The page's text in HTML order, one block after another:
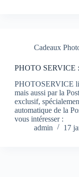
Cadeaux
PHOTO SERVICE
PHOTOSERVICE
mais aussi par la
exclusif,
automatique de la
vous intéresser :
admin
17